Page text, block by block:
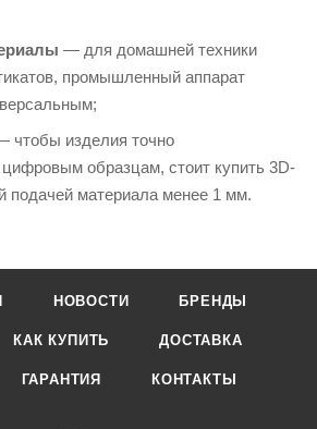
— для домашней техники
промышленный аппарат
чтобы изделия точно
цифровым образцам, стоит купить 3D-
подачей материала менее 1 мм.
НОВОСТИ БРЕНДЫ
КАК КУПИТЬ ДОСТАВКА
ГАРАНТИЯ КОНТАКТЫ